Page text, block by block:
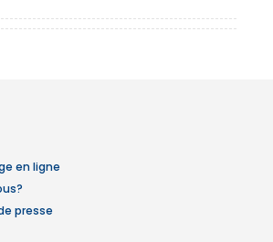
en ligne
presse